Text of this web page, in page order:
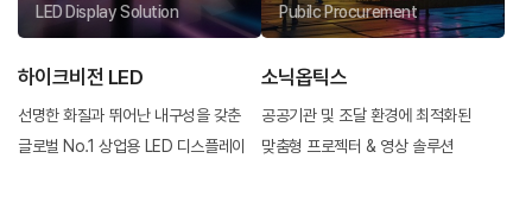
LED Display Solution
하이크비전 LED
선명한 화질과 뛰어난 내구성을 갖춘
글로벌 No.1 상업용 LED 디스플레이
Pubilc Procurement
소닉옵틱스
공공기관 및 조달 환경에 최적화된
맞춤형 프로젝터 & 영상 솔루션